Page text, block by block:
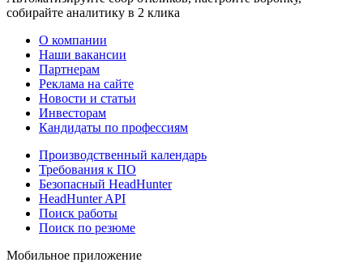
собирайте аналитику в 2 клика
О компании
Наши вакансии
Партнерам
Реклама на сайте
Новости и статьи
Инвесторам
Кандидаты по профессиям
Производственный календарь
Требования к ПО
Безопасный HeadHunter
HeadHunter API
Поиск работы
Поиск по резюме
Мобильное приложение